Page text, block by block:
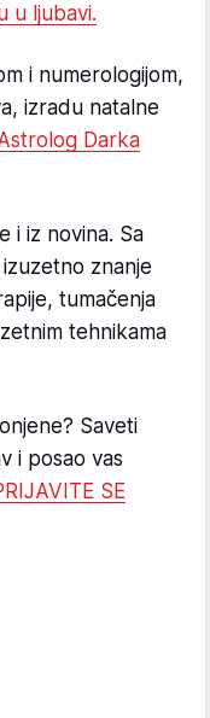
u ljubavi.
i numerologijom,
izradu natalne
Darka
i iz novina. Sa
znanje
tumačenja
tehnikama
Saveti
i posao vas
SE